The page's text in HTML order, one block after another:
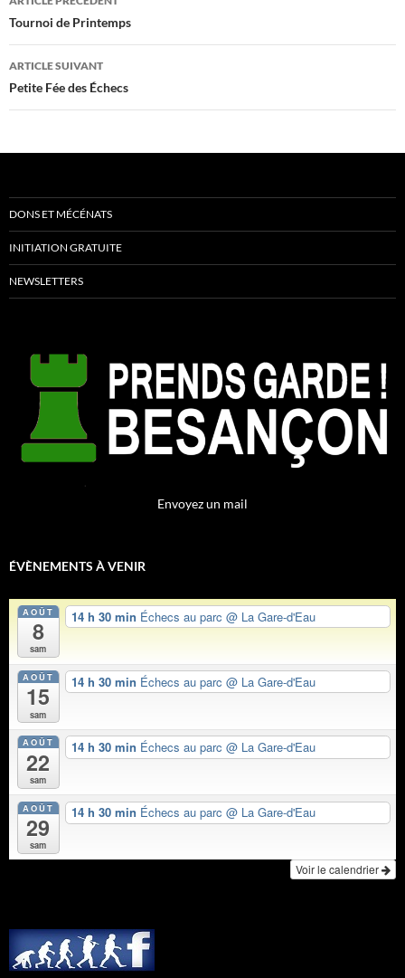
des
articles
Tournoi de Printemps
ARTICLE SUIVANT
Petite Fée des Échecs
DONS ET MÉCÉNATS
INITIATION GRATUITE
NEWSLETTERS
Envoyez un mail
ÉVÈNEMENTS À VENIR
AOÛT
8
sam
14 h 30 min Échecs au parc @ La Gare-d'Eau
AOÛT
15
sam
14 h 30 min Échecs au parc @ La Gare-d'Eau
AOÛT
22
sam
14 h 30 min Échecs au parc @ La Gare-d'Eau
AOÛT
29
sam
14 h 30 min Échecs au parc @ La Gare-d'Eau
Voir le calendrier